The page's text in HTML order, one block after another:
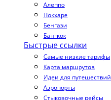
Алеппо
Покхаре
Бенгази
Бангкок
Быстрые ссылки
Самые низкие тарифы
Карта маршрутов
Идеи для путешествий
Аэропорты
Стыковочные рейсы